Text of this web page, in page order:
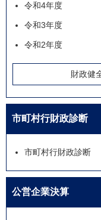
令和4年度
令和3年度
令和2年度
財政健
市町村行財政診断
市町村行財政診断
公営企業決算